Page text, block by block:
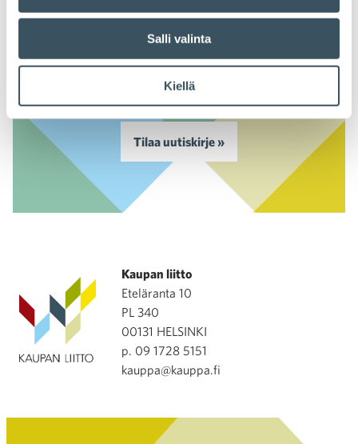
Salli valinta
Kiellä
Ajankohtaiset uutiset
sähköpostiisi
Tilaa uutiskirje »
Kaupan liitto
Eteläranta 10
PL 340
00131 HELSINKI
p. 09 1728 5151
kauppa@kauppa.fi